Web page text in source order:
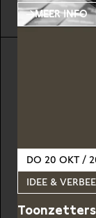
the winner of
because ‘in
MEER INFO
DO 20 OKT /
IDEE &